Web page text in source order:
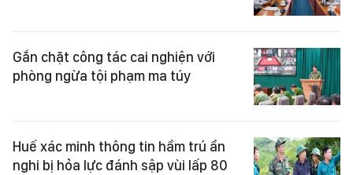
Gắn chặt công tác cai nghiện với
phòng ngừa tội phạm ma túy
Huế xác minh thông tin hầm trú ẩn
nghi bị hỏa lực đánh sập vùi lấp 80